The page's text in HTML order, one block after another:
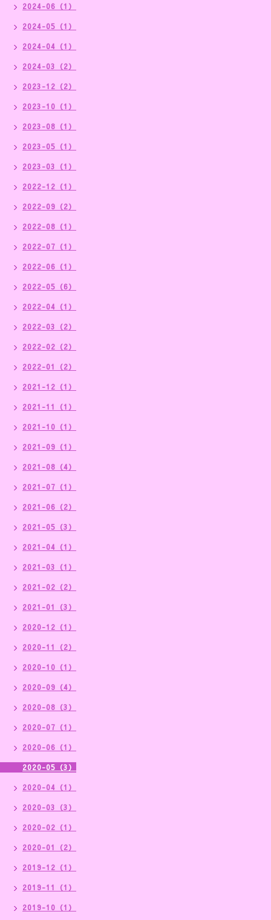
2024-06（1）
2024-05（1）
2024-04（1）
2024-03（2）
2023-12（2）
2023-10（1）
2023-08（1）
2023-05（1）
2023-03（1）
2022-12（1）
2022-09（2）
2022-08（1）
2022-07（1）
2022-06（1）
2022-05（6）
2022-04（1）
2022-03（2）
2022-02（2）
2022-01（2）
2021-12（1）
2021-11（1）
2021-10（1）
2021-09（1）
2021-08（4）
2021-07（1）
2021-06（2）
2021-05（3）
2021-04（1）
2021-03（1）
2021-02（2）
2021-01（3）
2020-12（1）
2020-11（2）
2020-10（1）
2020-09（4）
2020-08（3）
2020-07（1）
2020-06（1）
2020-05（3）
2020-04（1）
2020-03（3）
2020-02（1）
2020-01（2）
2019-12（1）
2019-11（1）
2019-10（1）